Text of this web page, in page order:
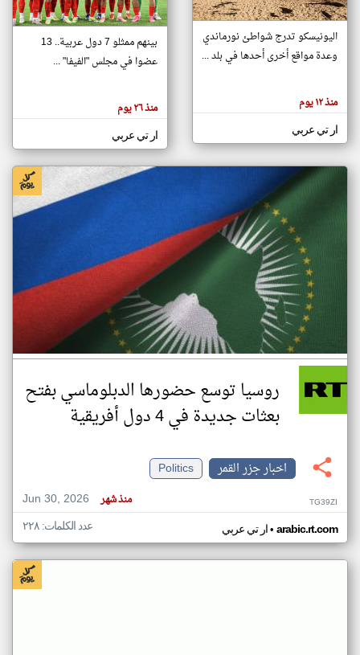
تغيير الدولة
اخبار جزر القمر على مدار الساعة
أهم اخبار جزر القمر العاجلة والمباشرة
هنا عن
وجهة
كاتبيها.
اليونيسكو تدرج شواطئ نورماندي
وعدة مواقع أخرى أحدها في بلد ...
منذ ١٢ يوم
ار تي عربي
بينهم ممثلو 7 دول عربية.. 13
عضوا في مجلس "الفيفا" ...
منذ ٢٦ يوم
ار تي عربي
روسيا توسع حضورها الدبلوماسي بفتح
بعثات جديدة في 4 دول أفريقية
اخبار جزر القمر
Politics
Jun 30, 2026
منذ شهر TG39ZI
ار تي عربي• arabic.rt.com عدد الكلمات: ٢٢٨
klyoum.com